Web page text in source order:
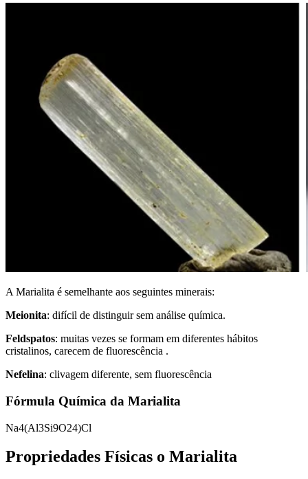
A Marialita é semelhante aos seguintes minerais:
Meionita: difícil de distinguir sem análise química.
Feldspatos: muitas vezes se formam em diferentes hábitos
cristalinos, carecem de fluorescência .
Nefelina: clivagem diferente, sem fluorescência
Fórmula Química da Marialita
Na4(Al3Si9O24)Cl
Propriedades Físicas o Marialita